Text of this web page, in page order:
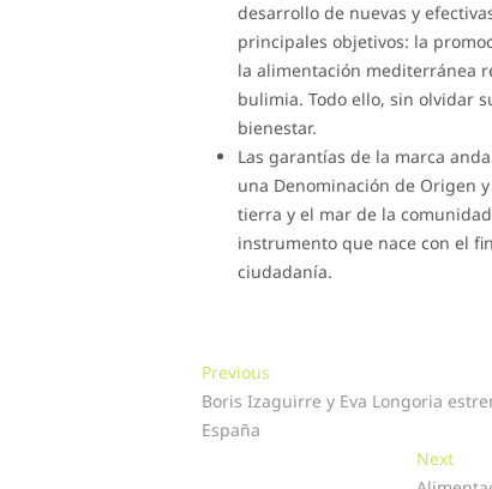
desarrollo de nuevas y
principales objetivos: la
la alimentación mediterránea
bulimia. Todo ello, sin olvidar
bienestar.
Las garantías de la marca
una Denominación de Origen
tierra y el mar de la
instrumento que nace con el
ciudadanía.
Navegación
de
entradas
Previous
post:
Boris Izaguirre y Eva Longoria
España
NextNext